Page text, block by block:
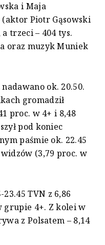
i Maja
Piotr Gąsowski
trzeci – 404 tys.
oraz muzyk Muniek
ok. 20.50.
gromadził
proc. w 4+ i 8,48
pod koniec
paśmie ok. 22.45
(3,79 proc. w
TVN z 6,86
grupie 4+. Z kolei w
z Polsatem – 8,14